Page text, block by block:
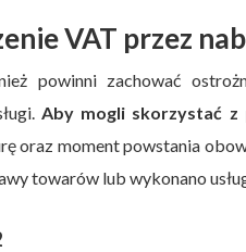
VAT przez
powinni zachować
Aby mogli skorzystać z
oraz moment powstania
towarów lub wykonano